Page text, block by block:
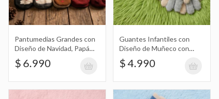
Set de Colitas X3 con Colita de Tela
Scrunchy con Mini Strass, Colita Lisa, y
Colita con Textura y Corazón Dorado
Min
$ 1.690
Pantumedias Grandes con
Diseño de Navidad, Papá
Noel, Reno, Copo de Nieve
Pratys
$ 6.990
Guantes Infantiles con
Diseño de Muñeco con
Gorro de Conejo
$ 4.990